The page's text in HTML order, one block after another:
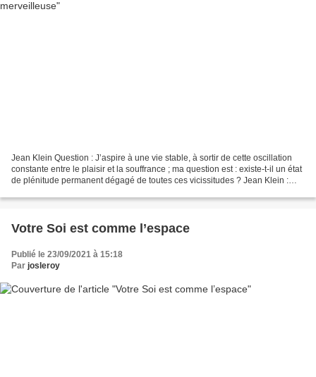
Jean Klein Question : J’aspire à une vie stable, à sortir de cette oscillation
constante entre le plaisir et la souffrance ; ma question est : existe-t-il un état
de plénitude permanent dégagé de toutes ces vicissitudes ? Jean Klein :
Votre Soi est comme l’espace
Publié le 23/09/2021 à 15:18
Par josleroy